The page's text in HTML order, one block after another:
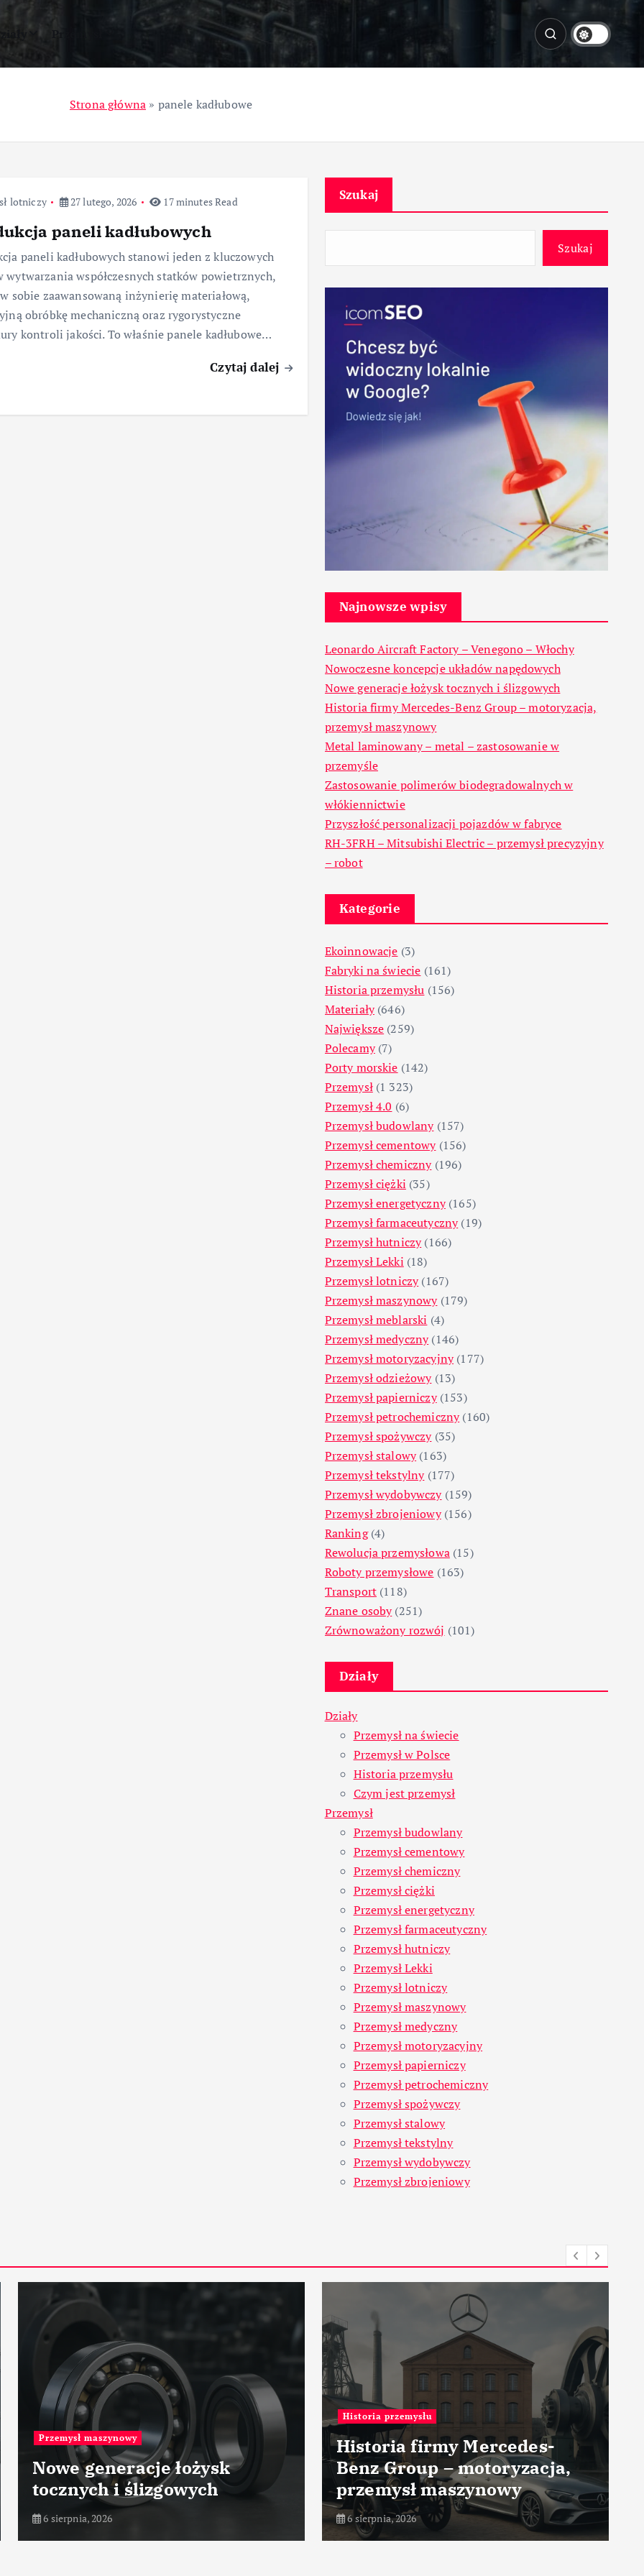
Przemysł
Strona główna » panele kadłubowe
lotniczy 27 lutego, 2026 17 minutes Read
paneli kadłubowych
paneli kadłubowych stanowi jeden z kluczowych
wytwarzania współczesnych statków powietrznych,
w sobie zaawansowaną inżynierię materiałową,
obróbkę mechaniczną oraz rygorystyczne
kontroli jakości. To właśnie panele kadłubowe…
Czytaj dalej
Szukaj
Szukaj
Najnowsze wpisy
Leonardo Aircraft Factory – Venegono – Włochy
Nowoczesne koncepcje układów napędowych
Nowe generacje łożysk tocznych i ślizgowych
Historia firmy Mercedes-Benz Group – motoryzacja,
przemysł maszynowy
Metal laminowany – metal – zastosowanie w
przemyśle
Zastosowanie polimerów biodegradowalnych w
włókiennictwie
Przyszłość personalizacji pojazdów w fabryce
RH-3FRH – Mitsubishi Electric – przemysł precyzyjny
– robot
Kategorie
Ekoinnowacje (3)
Fabryki na świecie (161)
Historia przemysłu (156)
Materiały(646)
Największe (259)
Polecamy(7)
Porty morskie (142)
Przemysł(1 323)
Przemysł 4.0 (6)
Przemysł budowlany(157)
Przemysł cementowy(156)
Przemysł chemiczny(196)
Przemysł ciężki (35)
Przemysł energetyczny(165)
Przemysł farmaceutyczny(19)
Przemysł hutniczy(166)
Przemysł Lekki (18)
Przemysł lotniczy(167)
Przemysł maszynowy(179)
Przemysł meblarski (4)
Przemysł medyczny(146)
Przemysł motoryzacyjny(177)
Przemysł odzieżowy(13)
Przemysł papierniczy(153)
Przemysł petrochemiczny(160)
Przemysł spożywczy(35)
Przemysł stalowy(163)
Przemysł tekstylny(177)
Przemysł wydobywczy(159)
Przemysł zbrojeniowy(156)
Ranking(4)
Rewolucja przemysłowa(15)
Roboty przemysłowe (163)
Transport (118)
Znane osoby(251)
Zrównoważony rozwój (101)
Działy
Działy
Przemysł na świecie
Przemysł w Polsce
Historia przemysłu
Czym jest przemysł
Przemysł
Przemysł budowlany
Przemysł cementowy
Przemysł chemiczny
Przemysł ciężki
Przemysł energetyczny
Przemysł farmaceutyczny
Przemysł hutniczy
Przemysł Lekki
Przemysł lotniczy
Przemysł maszynowy
Przemysł medyczny
Przemysł motoryzacyjny
Przemysł papierniczy
Przemysł petrochemiczny
Przemysł spożywczy
Przemysł stalowy
Przemysł tekstylny
Przemysł wydobywczy
Przemysł zbrojeniowy
Historia przemysłu
Historia firmy Mercedes-
Benz Group – motoryzacja,
przemysł maszynowy
Materiały
Metal laminowany –
zastosowanie w
6 sierpnia, 2026